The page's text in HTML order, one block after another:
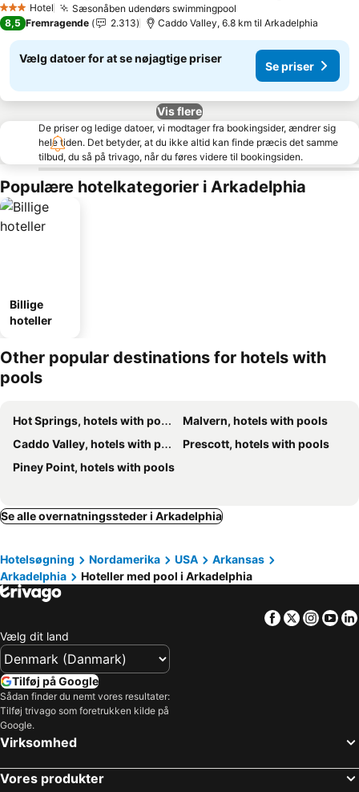
3 StjernerHotel Sæsonåben udendørs swimmingpool
Se priser
8,5 Fremragende 2.313 Caddo Valley, 6.8 km til Arkadelphia
Vælg datoer for at se nøjagtige priser
Se priser
Vis flere
De priser og ledige datoer, vi modtager fra bookingsider, ændrer sig
hele tiden. Det betyder, at du ikke altid kan finde præcis det samme
tilbud, du så på trivago, når du føres videre til bookingsiden.
Populære hotelkategorier i Arkadelphia
Billige
hoteller
Other popular destinations for hotels with
pools
Hot Springs, hotels with pools
Malvern, hotels with pools
Caddo Valley, hotels with pools
Prescott, hotels with pools
Piney Point, hotels with pools
Se alle overnatningssteder i Arkadelphia
Hotelsøgning Nordamerika USA
Arkansas
Arkadelphia
Hoteller med pool i Arkadelphia
Facebook
Twitter
Vælg dit land
Tilføj på Google
Sådan finder du nemt vores resultater:
Tilføj trivago som foretrukken kilde på
Google.
Virksomhed
Vores produkter